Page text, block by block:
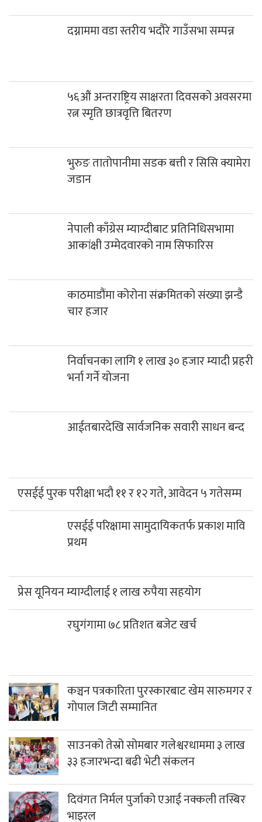
भुरुङ तातोपानीमा सडक बत्ती र सिसि क्यामेरा
जडान
नेपाली काँग्रेस म्याग्दीबाट प्रतिनिधिसभामा
आकांक्षी उम्मेदवारको नाम सिफारिस
काठमाडौंमा कोरोना संक्रमितको संख्या झन्डै
चार हजार
निर्वाचनका लागि १ लाख ३० हजार म्यादी प्रहरी
भर्ना गर्ने योजना
आईतबारदेखि सार्वजनिक सवारी साधन बन्द
एसईई पुरक परीक्षा भदौ ११ र १२ गते, आवेदन ५ गतेसम्म
एसईई परिक्षामा सामुदायिकतर्फ प्रकाश मावि
रघुगंगामा ७८ प्रतिशत बजेट खर्च
कञ्चन पत्रकारिता पुरस्कारबाट खेम सारुमगर र
साउनको तेस्रो सोमबार गलेश्वरधाममा ३ लाख
३३ हजारभन्दा बढी भेटी संकलन
हिमपहिरोमा परेर निर्मल पुर्जासहित १० आरोही
सम्पर्कविहीन